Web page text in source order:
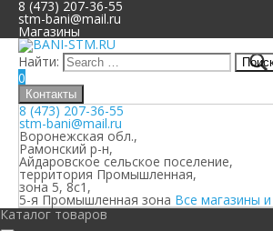
8 (473) 207-36-55
stm-bani@mail.ru
Магазины
Найти:
0
Контакты
8 (473) 207-36-55
stm-bani@mail.ru
Воронежская обл.,
Рамонский р-н,
Айдаровское сельское поселение,
территория Промышленная,
зона 5, 8с1,
5-я Промышленная зона Все магазины
Каталог товаров